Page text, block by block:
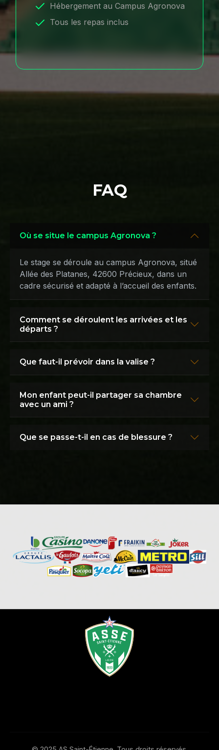
Hébergement au Campus Agronova
Tous les repas inclus
FAQ
Où se situe le campus Agronova ?
Le stage se déroule au campus Agronova, situé
Allée des Platanes, 42600 Précieux, dans un
cadre sécurisé et adapté à l’accueil des enfants.
Comment se déroulent les arrivées et les
départs ?
Que faut-il prévoir dans la valise ?
Mon enfant peut-il partager sa chambre
avec un ami ?
Que se passe-t-il en cas de blessure ?